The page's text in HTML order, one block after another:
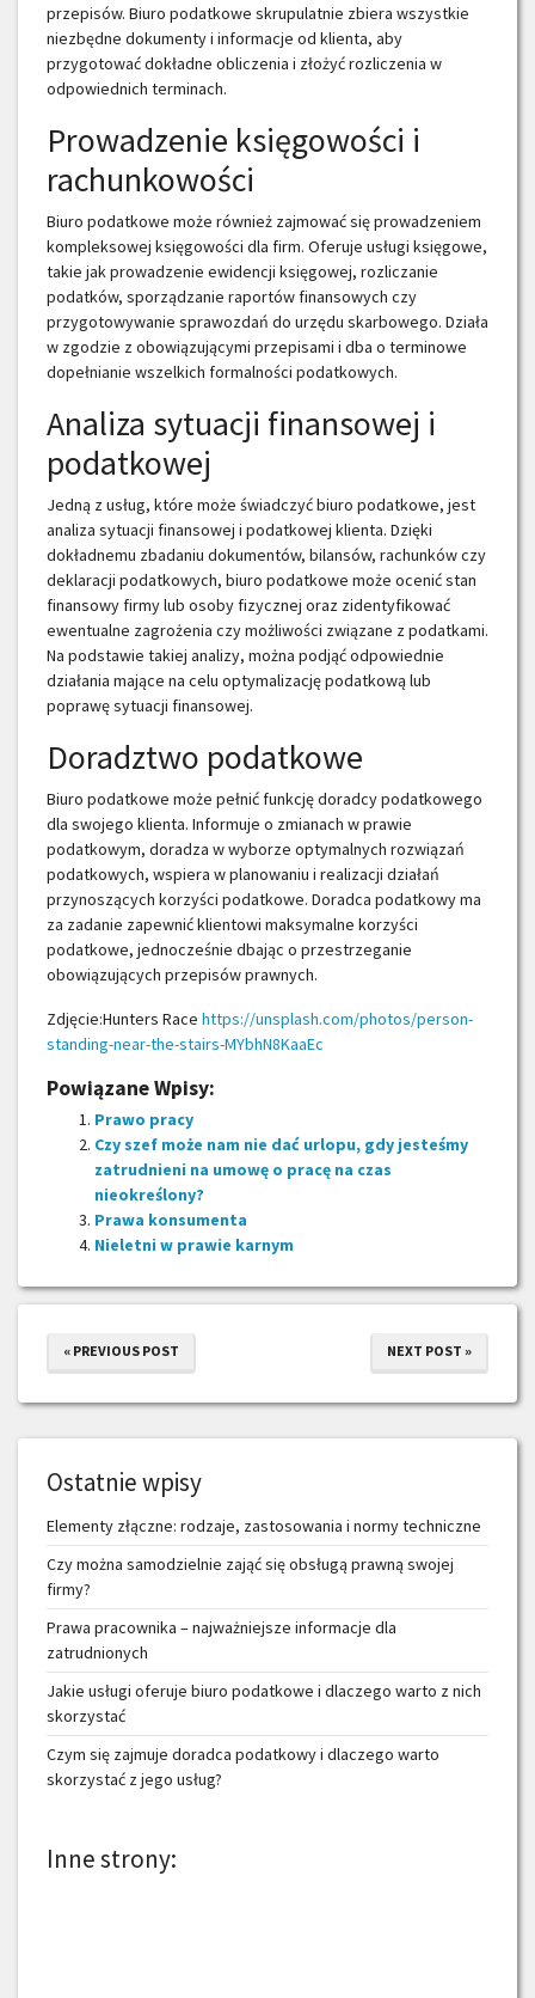
przepisów. Biuro podatkowe skrupulatnie zbiera wszystkie
niezbędne dokumenty i informacje od klienta, aby
przygotować dokładne obliczenia i złożyć rozliczenia w
odpowiednich terminach.
Prowadzenie księgowości i
rachunkowości
Biuro podatkowe może również zajmować się prowadzeniem
kompleksowej księgowości dla firm. Oferuje usługi księgowe,
takie jak prowadzenie ewidencji księgowej, rozliczanie
podatków, sporządzanie raportów finansowych czy
przygotowywanie sprawozdań do urzędu skarbowego. Działa
w zgodzie z obowiązującymi przepisami i dba o terminowe
dopełnianie wszelkich formalności podatkowych.
Analiza sytuacji finansowej i
podatkowej
Jedną z usług, które może świadczyć biuro podatkowe, jest
analiza sytuacji finansowej i podatkowej klienta. Dzięki
dokładnemu zbadaniu dokumentów, bilansów, rachunków czy
deklaracji podatkowych, biuro podatkowe może ocenić stan
finansowy firmy lub osoby fizycznej oraz zidentyfikować
ewentualne zagrożenia czy możliwości związane z podatkami.
Na podstawie takiej analizy, można podjąć odpowiednie
działania mające na celu optymalizację podatkową lub
poprawę sytuacji finansowej.
Doradztwo podatkowe
Biuro podatkowe może pełnić funkcję doradcy podatkowego
dla swojego klienta. Informuje o zmianach w prawie
podatkowym, doradza w wyborze optymalnych rozwiązań
podatkowych, wspiera w planowaniu i realizacji działań
przynoszących korzyści podatkowe. Doradca podatkowy ma
za zadanie zapewnić klientowi maksymalne korzyści
podatkowe, jednocześnie dbając o przestrzeganie
obowiązujących przepisów prawnych.
Zdjęcie:Hunters Race https://unsplash.com/photos/person-
standing-near-the-stairs-MYbhN8KaaEc
Powiązane Wpisy:
Prawo pracy
Czy szef może nam nie dać urlopu, gdy jesteśmy
zatrudnieni na umowę o pracę na czas
nieokreślony?
Prawa konsumenta
Nieletni w prawie karnym
« PREVIOUS POST NEXT POST »
Ostatnie wpisy
Elementy złączne: rodzaje, zastosowania i normy techniczne
Czy można samodzielnie zająć się obsługą prawną swojej
firmy?
Prawa pracownika – najważniejsze informacje dla
zatrudnionych
Jakie usługi oferuje biuro podatkowe i dlaczego warto z nich
skorzystać
Czym się zajmuje doradca podatkowy i dlaczego warto
skorzystać z jego usług?
Inne strony: